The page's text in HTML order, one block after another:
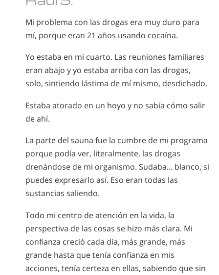
Mi problema con las drogas era muy duro para
mí, porque eran 21 años usando cocaína.
Yo estaba en mi cuarto. Las reuniones familiares
eran abajo y yo estaba arriba con las drogas,
solo, sintiendo lástima de mí mismo, desdichado.
Estaba atorado en un hoyo y no sabía cómo salir
de ahí.
La parte del sauna fue la cumbre de mi programa
porque podía ver, literalmente, las drogas
drenándose de mi organismo. Sudaba... blanco, si
puedes expresarlo así. Eso eran todas las
sustancias saliendo.
Todo mi centro de atención en la vida, la
perspectiva de las cosas se hizo más clara. Mi
confianza creció cada día, más grande, más
grande hasta que tenía confianza en mis
acciones, tenía certeza en ellas, sabiendo que sin